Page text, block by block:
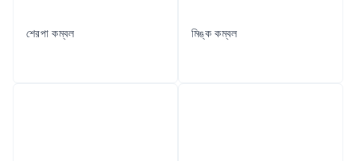
শেরপা কম্বল মিঙ্ক কম্বল